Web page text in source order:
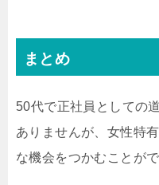
まとめ
50代で正社員としての
ありませんが、女性特
な機会をつかむことがで